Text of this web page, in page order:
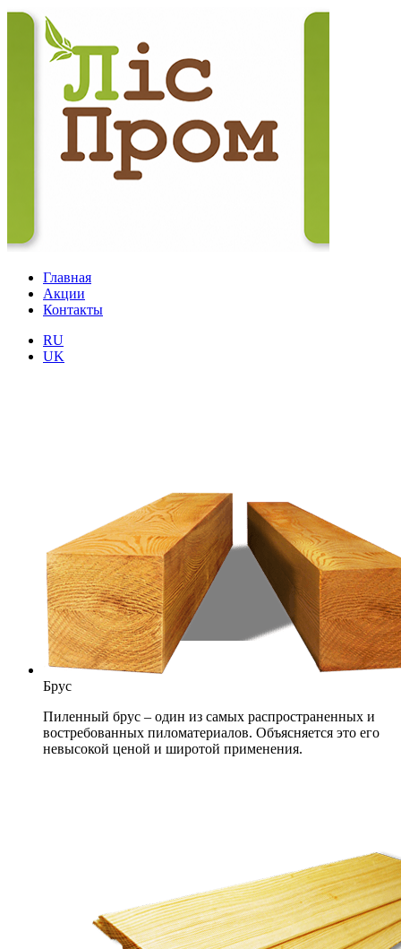
Главная
Акции
Контакты
RU
UK
Брус
Пиленный брус – один из самых распространенных и
востребованных пиломатериалов. Объясняется это его
невысокой ценой и широтой применения.